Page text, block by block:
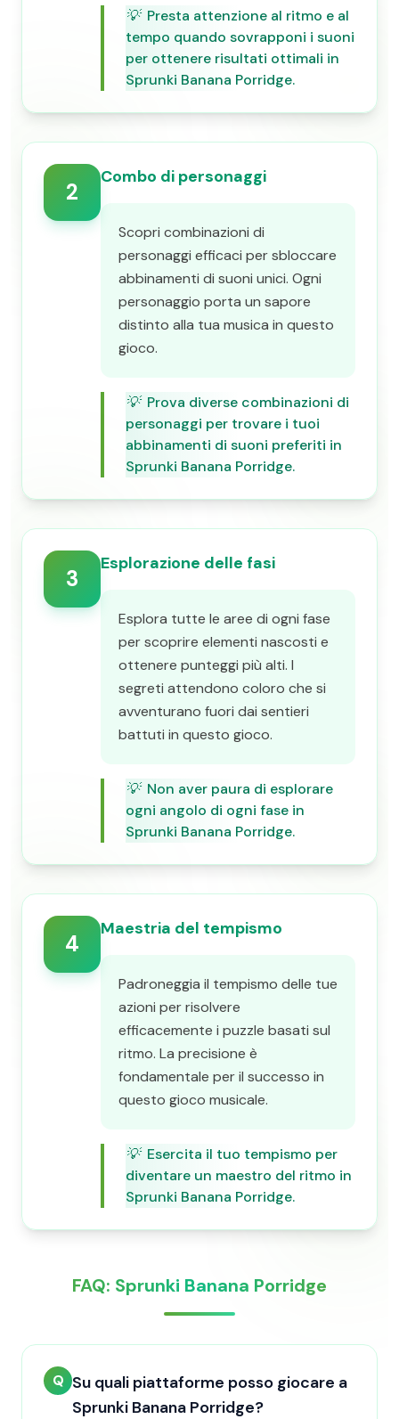
💡 Presta attenzione al ritmo e al
tempo quando sovrapponi i suoni
per ottenere risultati ottimali in
Sprunki Banana Porridge.
2
Combo di personaggi
Scopri combinazioni di
personaggi efficaci per sbloccare
abbinamenti di suoni unici. Ogni
personaggio porta un sapore
distinto alla tua musica in questo
gioco.
💡 Prova diverse combinazioni di
personaggi per trovare i tuoi
abbinamenti di suoni preferiti in
Sprunki Banana Porridge.
3
Esplorazione delle fasi
Esplora tutte le aree di ogni fase
per scoprire elementi nascosti e
ottenere punteggi più alti. I
segreti attendono coloro che si
avventurano fuori dai sentieri
battuti in questo gioco.
💡 Non aver paura di esplorare
ogni angolo di ogni fase in
Sprunki Banana Porridge.
4
Maestria del tempismo
Padroneggia il tempismo delle tue
azioni per risolvere
efficacemente i puzzle basati sul
ritmo. La precisione è
fondamentale per il successo in
questo gioco musicale.
💡 Esercita il tuo tempismo per
diventare un maestro del ritmo in
Sprunki Banana Porridge.
FAQ: Sprunki Banana Porridge
Q Su quali piattaforme posso giocare a
Sprunki Banana Porridge?